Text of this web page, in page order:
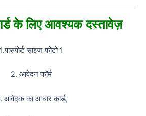
के लिए आवश्यक दस्तावेज़
1.पासपोर्ट साइज फोटो 1
2. आवेदन फॉर्म
आवेदक का आधार कार्ड,